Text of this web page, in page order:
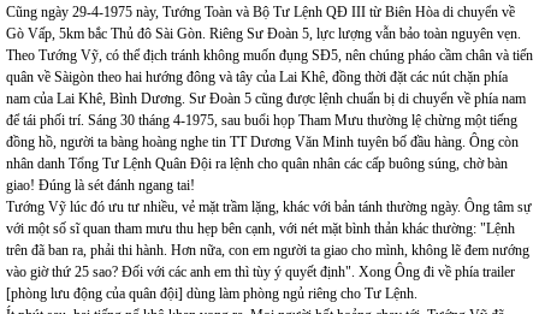
Cũng ngày 29-4-1975 này, Tướng Toàn và Bộ Tư Lệnh QĐ III từ Biên Hòa di chuyển về
Gò Vấp, 5km bắc Thủ đô Sài Gòn. Riêng Sư Đoàn 5, lực lượng vẫn bảo toàn nguyên vẹn.
Theo Tướng Vỹ, có thể địch tránh không muốn đụng SĐ5, nên chúng pháo cầm chân và tiến
quân về Sàigòn theo hai hướng đông và tây của Lai Khê, đồng thời đặt các nút chặn phía
nam của Lai Khê, Bình Dương. Sư Đoàn 5 cũng được lệnh chuẩn bị di chuyển về phía nam
để tái phối trí. Sáng 30 tháng 4-1975, sau buổi họp Tham Mưu thường lệ chừng một tiếng
đồng hồ, người ta bàng hoàng nghe tin TT Dương Văn Minh tuyên bố đầu hàng. Ông còn
nhân danh Tổng Tư Lệnh Quân Đội ra lệnh cho quân nhân các cấp buông súng, chờ bàn
giao! Đúng là sét đánh ngang tai!
Tướng Vỹ lúc đó ưu tư nhiều, vẻ mặt trầm lặng, khác với bản tánh thường ngày. Ông tâm sự
với một số sĩ quan tham mưu thu hẹp bên cạnh, với nét mặt bình thản khác thường: "Lệnh
trên đã ban ra, phải thi hành. Hơn nữa, con em người ta giao cho mình, không lẽ đem nướng
vào giờ thứ 25 sao? Đối với các anh em thì tùy ý quyết định". Xong Ông đi về phía trailer
[phòng lưu động của quân đội] dùng làm phòng ngủ riêng cho Tư Lệnh.